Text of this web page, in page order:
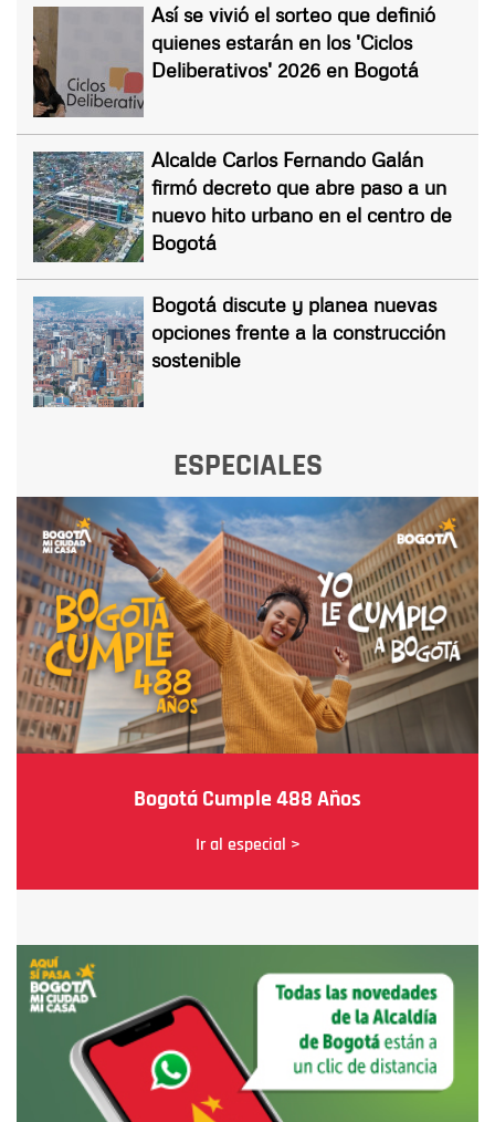
Así se vivió el sorteo que definió
quienes estarán en los 'Ciclos
Deliberativos' 2026 en Bogotá
Alcalde Carlos Fernando Galán
firmó decreto que abre paso a un
nuevo hito urbano en el centro de
Bogotá
Bogotá discute y planea nuevas
opciones frente a la construcción
sostenible
ESPECIALES
Bogotá Cumple 488 Años
Ir al especial >